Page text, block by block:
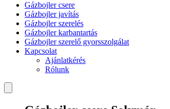
Gázbojler csere
Gázbojler javítás
Gázbojler szerelés
Gázbojler karbantartás
Gázbojler szerelő gyorsszolgálat
Kapcsolat
Ajánlatkérés
Rólunk